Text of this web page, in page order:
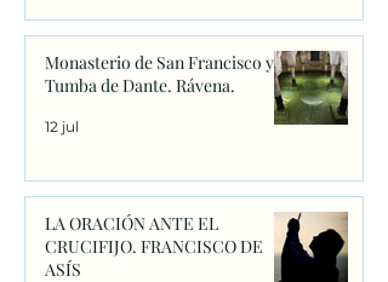
Monasterio de San Francisco y
Tumba de Dante. Rávena.
12 jul
LA ORACIÓN ANTE EL
CRUCIFIJO. FRANCISCO DE
ASÍS